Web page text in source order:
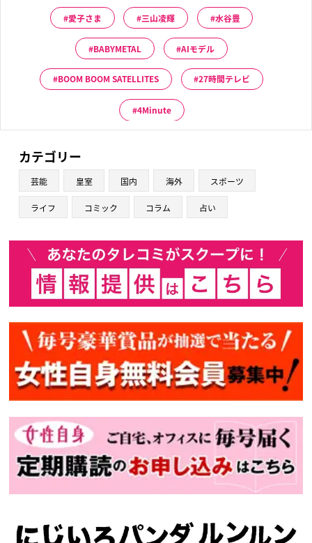
愛子さま 三山凌輝 水谷豊
BABYMETAL AIモデル
BOOM BOOM SATELLITES 27時間テレビ
4Minute
カテゴリー
芸能 皇室 国内 海外 スポーツ
ライフ コミック コラム 占い